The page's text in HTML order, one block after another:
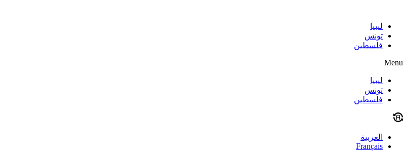
contentليبيا
تونس
فلسطين
Menu
ليبيا
تونس
فلسطين
العربية
Français